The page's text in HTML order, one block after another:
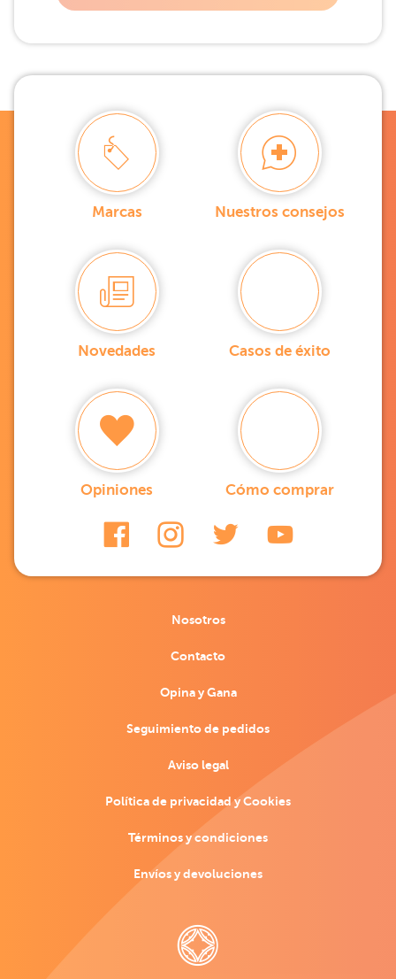
Marcas Nuestros consejos
Novedades Casos de éxito
Opiniones Cómo comprar
Nosotros
Contacto
Opina y Gana
Seguimiento de pedidos
Aviso legal
Política de privacidad y Cookies
Términos y condiciones
Envíos y devoluciones